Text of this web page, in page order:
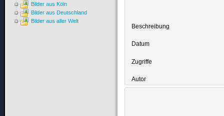
Beschreibung
Datum
Zugriffe
Autor
Bilder aus Köln
Bilder aus Deutschland
Bilder aus aller Welt